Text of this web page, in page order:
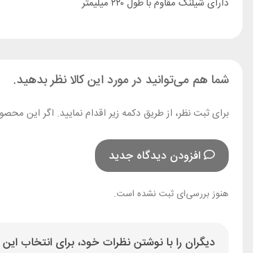
دارای شیلنگ مقاوم با طول ۲۲۰ میلیمتر
شما هم می‌توانید در مورد این کالا نظر بدهید.
برای ثبت نظر، از طریق دکمه زیر اقدام نمایید. اگر این
افزودن دیدگاه جدید
هنوز بررسی‌ای ثبت نشده است.
دیگران را با نوشتن نظرات خود، برای انتخاب